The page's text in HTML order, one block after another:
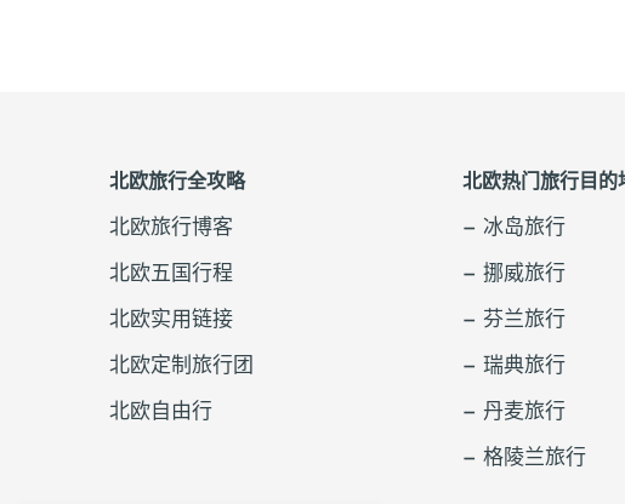
北欧旅行全攻略
北欧旅行博客
北欧五国行程
北欧实用链接
北欧定制旅行团
北欧自由行
北欧热门旅行目的
– 冰岛旅行
– 挪威旅行
– 芬兰旅行
– 瑞典旅行
– 丹麦旅行
– 格陵兰旅行